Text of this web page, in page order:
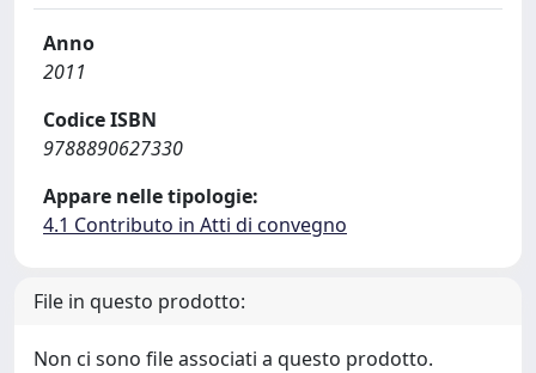
Anno
2011
Codice ISBN
9788890627330
Appare nelle tipologie:
4.1 Contributo in Atti di convegno
File in questo prodotto:
Non ci sono file associati a questo prodotto.